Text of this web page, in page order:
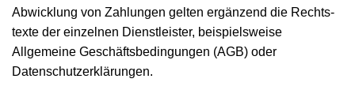
Abwicklung von Zahlungen gelten ergänzend die Rechts­
texte der einzelnen Dienst­leister, beispielsweise
Allgemeine Geschäfts­bedingungen (AGB) oder
Datenschutz­erklärungen.